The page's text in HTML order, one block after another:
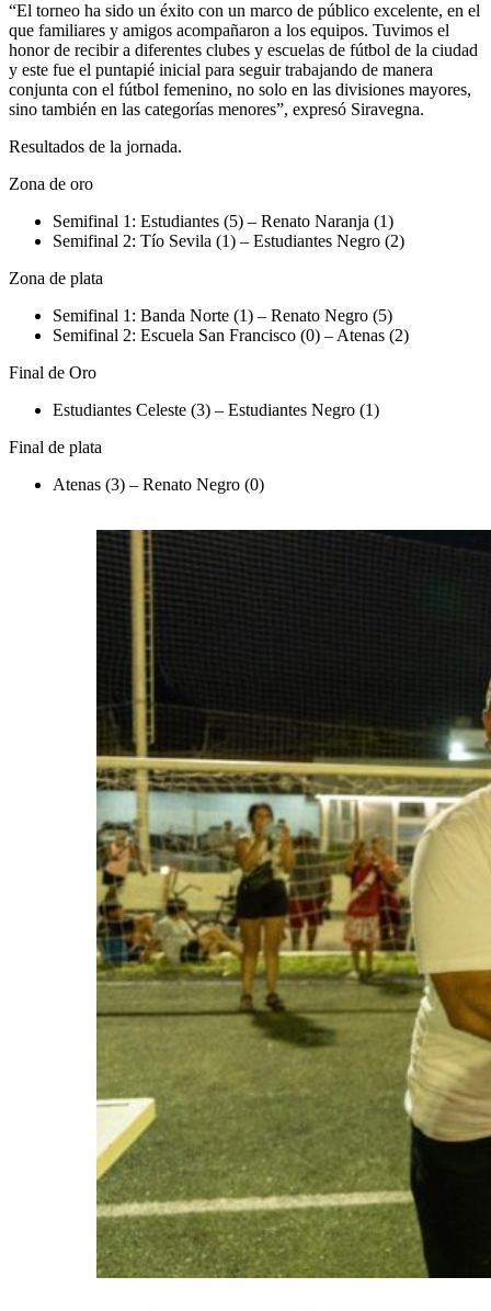
“El torneo ha sido un éxito con un marco de público excelente, en el
que familiares y amigos acompañaron a los equipos. Tuvimos el
honor de recibir a diferentes clubes y escuelas de fútbol de la ciudad
y este fue el puntapié inicial para seguir trabajando de manera
conjunta con el fútbol femenino, no solo en las divisiones mayores,
sino también en las categorías menores”, expresó Siravegna.
Resultados de la jornada.
Zona de oro
Semifinal 1: Estudiantes (5) – Renato Naranja (1)
Semifinal 2: Tío Sevila (1) – Estudiantes Negro (2)
Zona de plata
Semifinal 1: Banda Norte (1) – Renato Negro (5)
Semifinal 2: Escuela San Francisco (0) – Atenas (2)
Final de Oro
Estudiantes Celeste (3) – Estudiantes Negro (1)
Final de plata
Atenas (3) – Renato Negro (0)